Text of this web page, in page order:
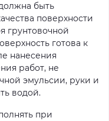
быть
поверхности
грунтовочной
готова к
нанесения
работ, не
эмульсии, руки и
водой.
при